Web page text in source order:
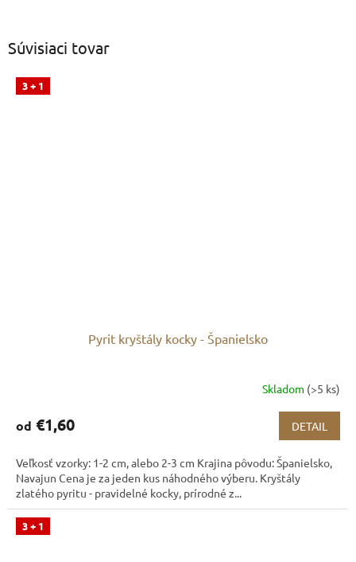
Súvisiaci tovar
3 + 1
Pyrit kryštály kocky - Španielsko
Skladom (>5 ks)
od €1,60 DETAIL
Veľkosť vzorky: 1-2 cm, alebo 2-3 cm Krajina pôvodu: Španielsko,
Navajun Cena je za jeden kus náhodného výberu. Kryštály
zlatého pyritu - pravidelné kocky, prírodné z...
3 + 1